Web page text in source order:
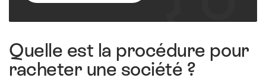
Quelle est la procédure pour
racheter une société ?